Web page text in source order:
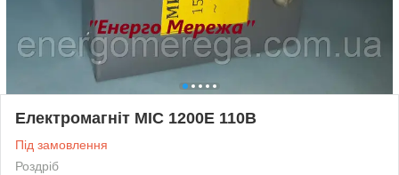
Електромагніт МІС 1200Е 110В
Під замовлення
Роздріб